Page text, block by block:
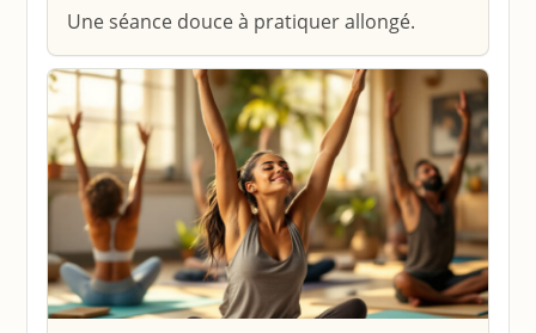
Une séance douce à pratiquer allongé.